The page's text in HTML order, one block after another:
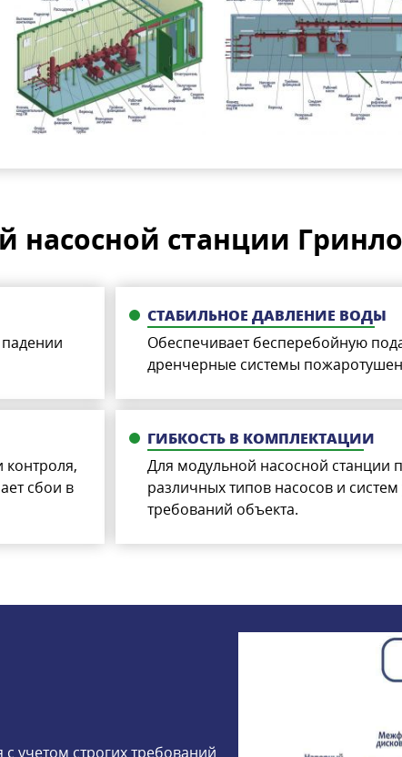
станции
СТАБИЛЬНОЕ ДАВЛЕНИЕ ВОДЫ
Обеспечивает бесперебойную
дренчерные системы
сбои в
ГИБКОСТЬ В КОМПЛЕКТАЦИИ
Для модульной насосной
различных типов насосов и
требований объекта.
учетом строгих требований